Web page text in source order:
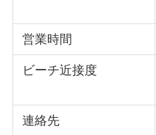
営業時間
ビーチ近接度
連絡先